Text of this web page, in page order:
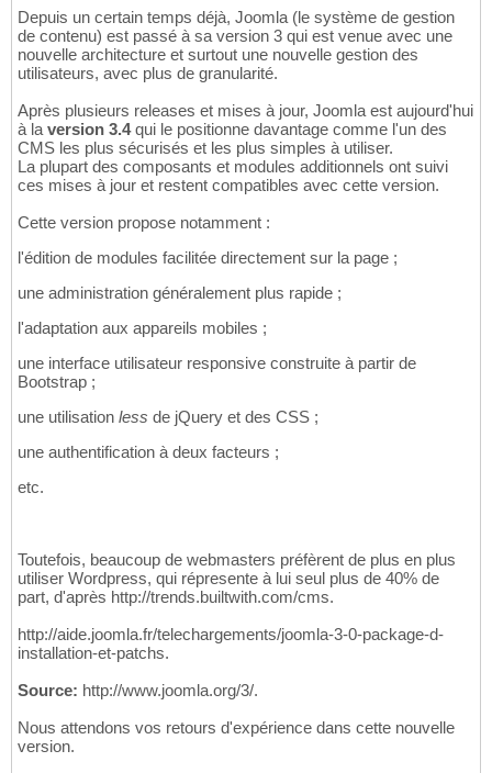
Depuis un certain temps déjà, Joomla (le système de gestion
de contenu) est passé à sa version 3 qui est venue avec une
nouvelle architecture et surtout une nouvelle gestion des
utilisateurs, avec plus de granularité.
Après plusieurs releases et mises à jour, Joomla est aujourd'hui
à la version 3.4qui le positionne davantage comme l'un des
CMS les plus sécurisés et les plus simples à utiliser.
La plupart des composants et modules additionnels ont suivi
ces mises à jour et restent compatibles avec cette version.
Cette version propose notamment :
l'édition de modules facilitée directement sur la page ;
une administration généralement plus rapide ;
l'adaptation aux appareils mobiles ;
une interface utilisateur responsive construite à partir de
Bootstrap ;
une utilisation less de jQuery et des CSS ;
une authentification à deux facteurs ;
etc.
Toutefois, beaucoup de webmasters préfèrent de plus en plus
utiliser Wordpress, qui répresente à lui seul plus de 40% de
part, d'après http://trends.builtwith.com/cms.
http://aide.joomla.fr/telechargements/joomla-3-0-package-d-
installation-et-patchs.
Source: http://www.joomla.org/3/.
Nous attendons vos retours d'expérience dans cette nouvelle
version.